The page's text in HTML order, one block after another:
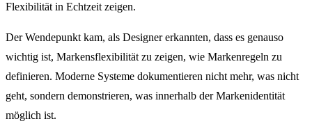
Flexibilität in Echtzeit zeigen.
Der Wendepunkt kam, als Designer erkannten, dass es genauso
wichtig ist, Markensflexibilität zu zeigen, wie Markenregeln zu
definieren. Moderne Systeme dokumentieren nicht mehr, was nicht
geht, sondern demonstrieren, was innerhalb der Markenidentität
möglich ist.